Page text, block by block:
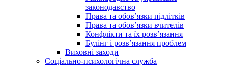
законодавство
Права та обов’язки підлітків
Права та обов’язки вчителів
Конфлікти та їх розв’язання
Булінг і розв’язання проблем
Виховні заходи
Соціально-психологічна служба